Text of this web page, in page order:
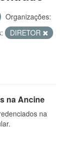
Organizações:
DIRETOR
na Ancine
na